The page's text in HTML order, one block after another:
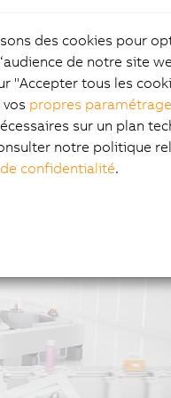
les
d'emballages DCM-
de ses clients
et en s’appuyant sur
des cookies pour
de notre site
"Accepter tous les
propres
sur un plan
notre politique
confidentialité.